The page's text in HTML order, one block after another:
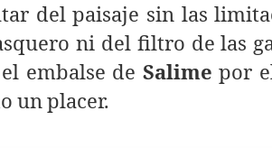
del paisaje sin las
ni del filtro de las
embalse de Salimepor
un placer.